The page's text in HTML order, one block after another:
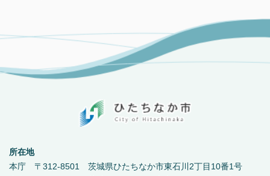
所在地
本庁 〒312-8501 茨城県ひたちなか市東石川2丁目10番1号